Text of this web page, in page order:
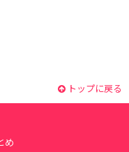
トップに戻る
め